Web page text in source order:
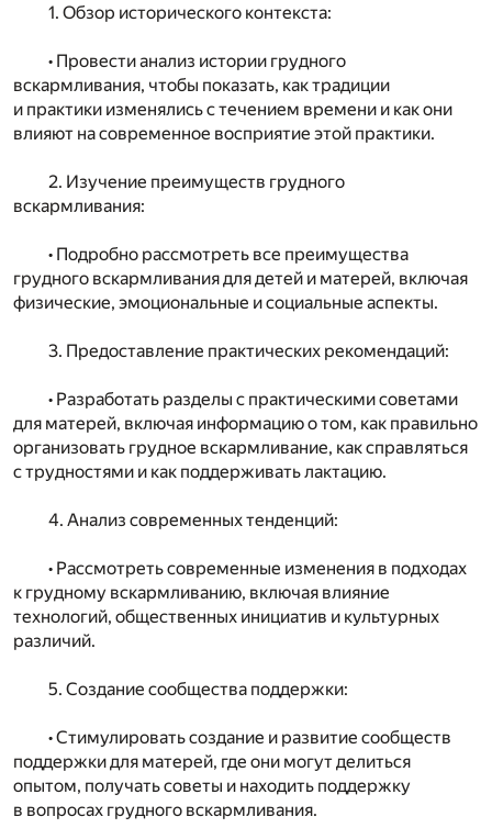
1. Обзор исторического контекста:
• Провести анализ истории грудного
вскармливания, чтобы показать, как традиции
и практики изменялись с течением времени и как они
влияют на современное восприятие этой практики.
2. Изучение преимуществ грудного
вскармливания:
• Подробно рассмотреть все преимущества
грудного вскармливания для детей и матерей, включая
физические, эмоциональные и социальные аспекты.
3. Предоставление практических рекомендаций:
• Разработать разделы с практическими советами
для матерей, включая информацию о том, как правильно
организовать грудное вскармливание, как справляться
с трудностями и как поддерживать лактацию.
4. Анализ современных тенденций:
• Рассмотреть современные изменения в подходах
к грудному вскармливанию, включая влияние
технологий, общественных инициатив и культурных
различий.
5. Создание сообщества поддержки:
• Стимулировать создание и развитие сообществ
поддержки для матерей, где они могут делиться
опытом, получать советы и находить поддержку
в вопросах грудного вскармливания.